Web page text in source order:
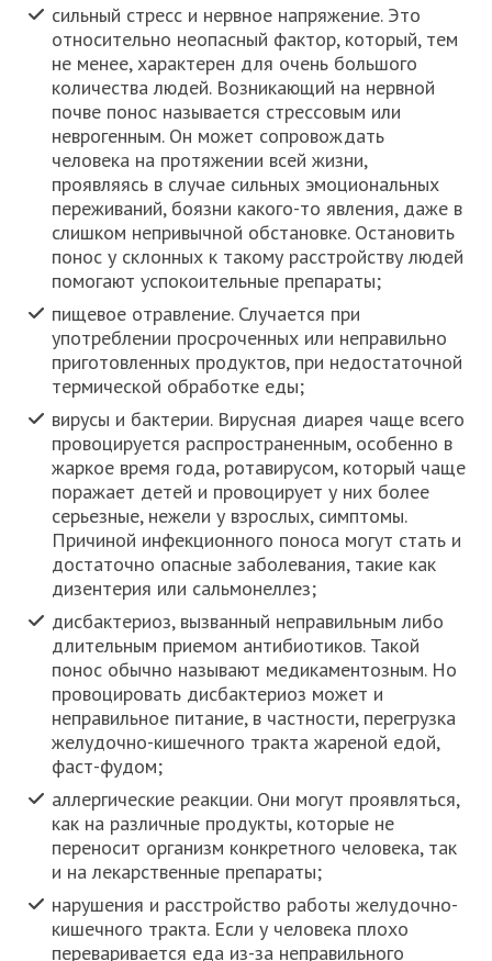
сильный стресс и нервное напряжение. Это
относительно неопасный фактор, который, тем
не менее, характерен для очень большого
количества людей. Возникающий на нервной
почве понос называется стрессовым или
неврогенным. Он может сопровождать
человека на протяжении всей жизни,
проявляясь в случае сильных эмоциональных
переживаний, боязни какого-то явления, даже в
слишком непривычной обстановке. Остановить
понос у склонных к такому расстройству людей
помогают успокоительные препараты;
пищевое отравление. Случается при
употреблении просроченных или неправильно
приготовленных продуктов, при недостаточной
термической обработке еды;
вирусы и бактерии. Вирусная диарея чаще всего
провоцируется распространенным, особенно в
жаркое время года, ротавирусом, который чаще
поражает детей и провоцирует у них более
серьезные, нежели у взрослых, симптомы.
Причиной инфекционного поноса могут стать и
достаточно опасные заболевания, такие как
дизентерия или сальмонеллез;
дисбактериоз, вызванный неправильным либо
длительным приемом антибиотиков. Такой
понос обычно называют медикаментозным. Но
провоцировать дисбактериоз может и
неправильное питание, в частности, перегрузка
желудочно-кишечного тракта жареной едой,
фаст-фудом;
аллергические реакции. Они могут проявляться,
как на различные продукты, которые не
переносит организм конкретного человека, так
и на лекарственные препараты;
нарушения и расстройство работы желудочно-
кишечного тракта. Если у человека плохо
переваривается еда из-за неправильного